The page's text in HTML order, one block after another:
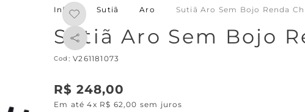
Sutiã Aro Sutiã Aro Sem Bojo Renda
Sutiã Aro Sem Bojo
: V261181073
R$ 248,00
Em até4x R$ 62,00 sem juros